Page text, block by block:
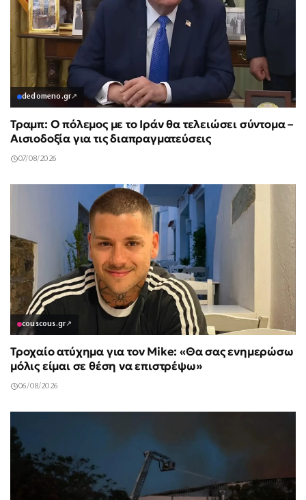
dedomeno.gr↗
Τραμπ: Ο πόλεμος με το Ιράν θα τελειώσει σύντομα –
Αισιοδοξία για τις διαπραγματεύσεις
07/08/2026
couscous.gr↗
Τροχαίο ατύχημα για τον Mike: «Θα σας ενημερώσω
μόλις είμαι σε θέση να επιστρέψω»
06/08/2026